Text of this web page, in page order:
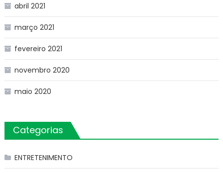
abril 2021
março 2021
fevereiro 2021
novembro 2020
maio 2020
Categorias
ENTRETENIMENTO